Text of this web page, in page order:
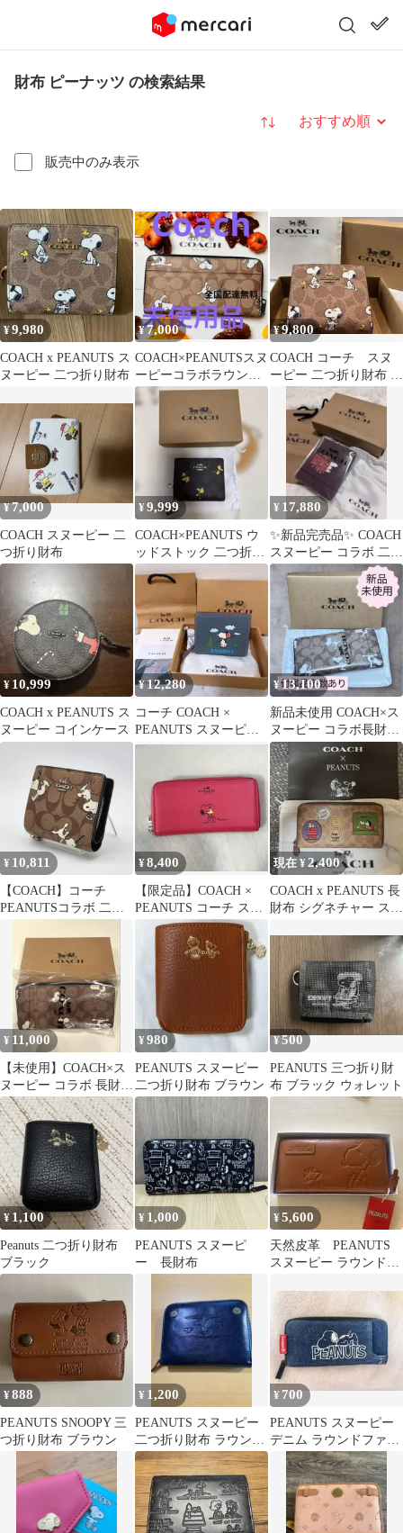
財布 ピーナッツ の検索結果
販売中のみ表示
並び替え
¥9,980
COACH x PEANUTS ス
ヌーピー 二つ折り財布
¥7,000
COACH×PEANUTSスヌ
ーピーコラボラウンド
ファスナー長財布袋付
き
¥9,800
COACH コーチ スヌ
ーピー 二つ折り財布 コ
¥7,000
COACH スヌーピー 二
つ折り財布
¥9,999
COACH×PEANUTS ウ
ッドストック 二つ折り
財布 新品未使用
¥ 17,880
✨新品完売品✨ COACH
スヌーピー コラボ 二つ
折り財布 ワインレッド
¥ 10,999
COACH x PEANUTS ス
ヌーピー コインケース
¥12,280
コーチ COACH ×
PEANUTS スヌーピー
二つ折り財布 ブルー ス
¥13,100
新品未使用 COACH×ス
ヌーピー コラボ長財布
シグネチャー 保管袋付
き
¥ 10,811
【COACH】コーチ
PEANUTSコラボ 二つ
ラウン
¥8,400
【限定品】COACH ×
PEANUTS コーチ スヌ
ーピー コラボ 長財布
現在 ¥2,400
COACH x PEANUTS 長
財布 シグネチャー スヌ
¥ 11,000
【未使用】COACH×ス
ヌーピー コラボ 長財布
シグネチャー 箱付き
¥980
PEANUTS スヌーピー
二つ折り財布 ブラウン
¥500
PEANUTS 三つ折り財
布 ブラック ウォレット
¥ 1,100
Peanuts 二つ折り財布
ブラック
¥ 1,000
PEANUTS スヌーピ
ー 長財布
¥5,600
天然皮革 PEANUTS
スヌーピー ラウンドフ
ン
¥888
PEANUTS SNOOPY 三
つ折り財布 ブラウン
¥ 1,200
PEANUTS スヌーピー
二つ折り財布 ラウンド
ファスナー 合皮 黒
¥700
PEANUTS スヌーピー
デニム ラウンドファス
ナー 長財布